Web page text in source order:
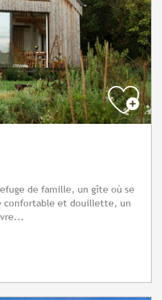
de famille, un gîte où se
confortable et douillette, un